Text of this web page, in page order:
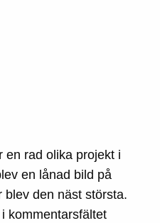
en rad olika projekt i
en lånad bild på
blev den näst största.
kommentarsfältet